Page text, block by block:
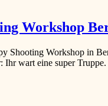
Workshop
Shooting Workshop in
Ihr wart eine super Truppe.